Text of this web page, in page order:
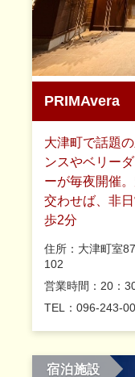
PRIMAvera
大津町で話題
ンスやベリー
ーが毎夜開催
交わせば、非
歩2分
住所：大津町室
102
営業時間：20：
TEL：096-243-
宿泊施設